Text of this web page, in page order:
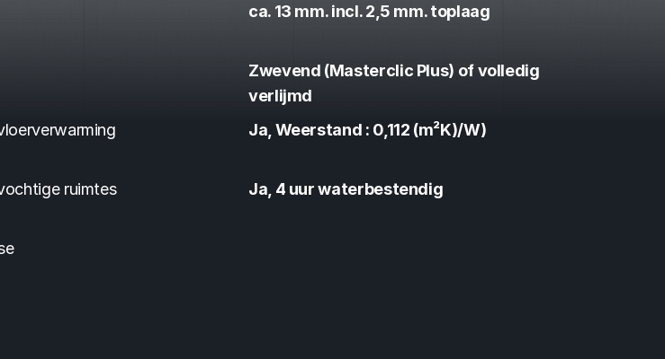
ca. 13 mm. incl. 2,5 mm. toplaag
Zwevend (Masterclic Plus) of volledig
verlijmd
Ja, Weerstand : 0,112 (m²K)/W)
ruimtes Ja, 4 uur waterbestendig